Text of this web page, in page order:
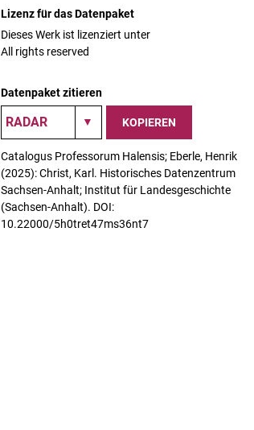
Lizenz für das Datenpaket
Dieses Werk ist lizenziert unter
All rights reserved
Datenpaket zitieren
KOPIEREN
Catalogus Professorum Halensis; Eberle, Henrik
(2025): Christ, Karl. Historisches Datenzentrum
Sachsen-Anhalt; Institut für Landesgeschichte
(Sachsen-Anhalt). DOI:
10.22000/5h0tret47ms36nt7